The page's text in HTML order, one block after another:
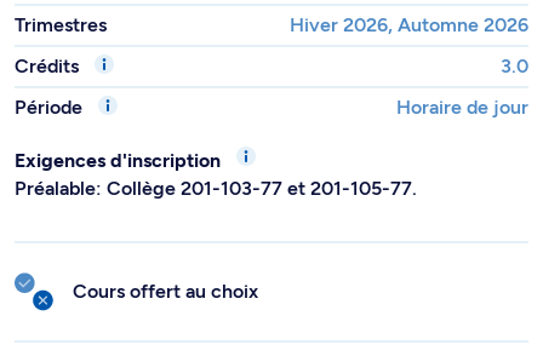
Trimestres
Hiver 2026, Automne 2026
Crédits
3.0
Période
Horaire de jour
Exigences d'inscription
Préalable: Collège 201-103-77 et 201-105-77.
Cours offert au choix